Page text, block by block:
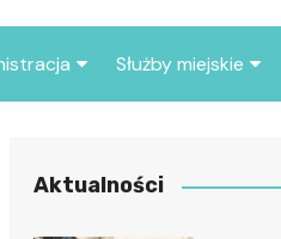
Służby miejskie
Policja
Aktualności